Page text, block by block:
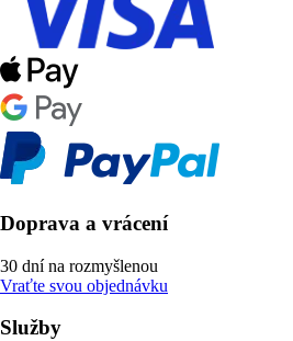
Doprava a vrácení
30 dní na rozmyšlenou
Vraťte svou objednávku
Služby